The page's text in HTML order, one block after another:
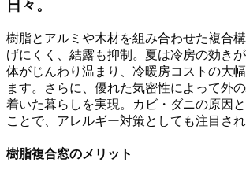
日々。
樹脂とアルミや木材を組み合わせた複合
げにくく、結露も抑制。夏は冷房の効き
体がじんわり温まり、冷暖房コストの大
ます。さらに、優れた気密性によって外
着いた暮らしを実現。カビ・ダニの原因
ことで、アレルギー対策としても注目され
樹脂複合窓のメリット